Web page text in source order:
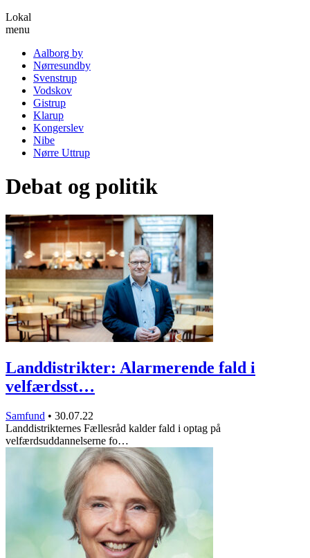
Lokal
menu
Aalborg by
Nørresundby
Svenstrup
Vodskov
Gistrup
Klarup
Kongerslev
Nibe
Nørre Uttrup
Debat og politik
Landdistrikter: Alarmerende fald i
velfærdsst…
Samfund • 30.07.22
Landdistrikternes Fællesråd kalder fald i optag på
velfærdsuddannelserne fo…